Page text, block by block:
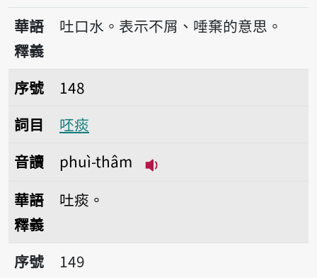
播放音讀phuì-nuā
華語
釋義
吐口水。表示不屑、唾棄的意思。
序號148呸痰
序號
148
詞目
呸痰
音讀
phuì-thâm
華語
釋義
吐痰。
序號149拚汗
序號
149